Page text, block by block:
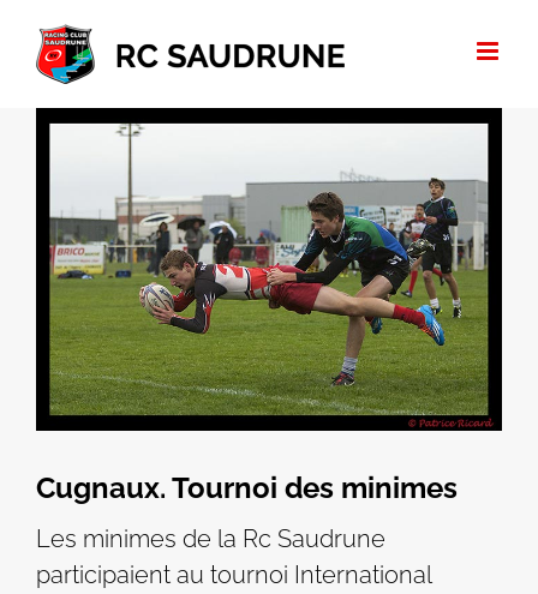
Passer
contenu
Voir
agrandie
Cugnaux. Tournoi des minimes
Les minimes de la Rc Saudrune
participaient au tournoi International